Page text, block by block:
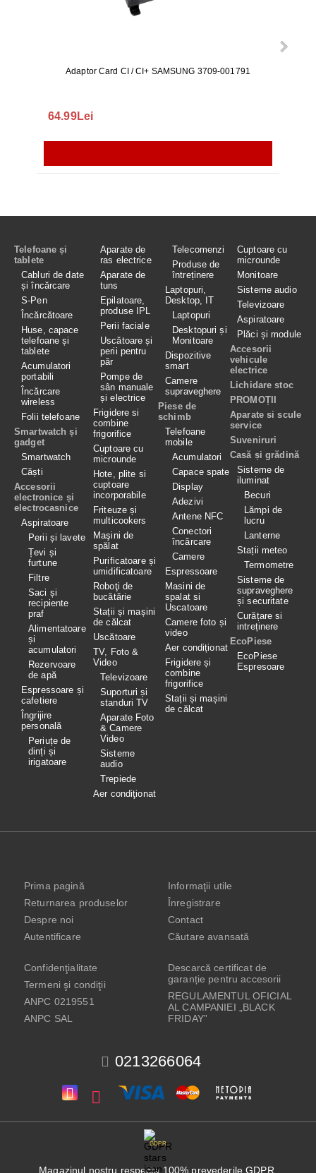
Adaptor Card CI / CI+ SAMSUNG 3709-001791
64.99Lei
Telefoane și
tablete
Cabluri de date
și încărcare
S-Pen
Încărcătoare
Huse, capace
telefoane și
tablete
Acumulatori
portabili
Încărcare
wireless
Folii telefoane
Smartwatch și
gadget
Smartwatch
Căști
Accesorii
electronice și
electrocasnice
Aspiratoare
Perii și lavete
Țevi și
furtune
Filtre
Saci și
recipiente
praf
Alimentatoare
și
acumulatori
Rezervoare
de apă
Espressoare și
cafetiere
Îngrijire
personală
Periuțe de
dinți și
irigatoare
Aparate de
ras electrice
Aparate de
tuns
Epilatoare,
produse IPL
Perii faciale
Uscătoare și
perii pentru
păr
Pompe de
sân manuale
și electrice
Frigidere si
combine
frigorifice
Cuptoare cu
microunde
Hote, plite si
cuptoare
incorporabile
Friteuze și
multicookers
Maşini de
spălat
Purificatoare și
umidificatoare
Roboţi de
bucătărie
Stații și mașini
de călcat
Uscătoare
TV, Foto &
Video
Televizoare
Suporturi și
standuri TV
Aparate Foto
& Camere
Video
Sisteme
audio
Trepiede
Aer condiţionat
Telecomenzi
Produse de
întreținere
Laptopuri,
Desktop, IT
Laptopuri
Desktopuri și
Monitoare
Dispozitive
smart
Camere
supraveghere
Piese de
schimb
Telefoane
mobile
Acumulatori
Capace spate
Display
Adezivi
Antene NFC
Conectori
încărcare
Camere
Espressoare
Masini de
spalat si
Uscatoare
Camere foto și
video
Aer condiționat
Frigidere și
combine
frigorifice
Stații și mașini
de călcat
Cuptoare cu
microunde
Monitoare
Sisteme audio
Televizoare
Aspiratoare
Plăci și module
Accesorii
vehicule
electrice
Lichidare stoc
PROMOȚII
Aparate si scule
service
Suveniruri
Casă și grădină
Sisteme de
iluminat
Becuri
Lămpi de
lucru
Lanterne
Stații meteo
Termometre
Sisteme de
supraveghere
și securitate
Curățare si
intreținere
EcoPiese
EcoPiese
Espresoare
0213266064
Prima pagină
Returnarea produselor
Despre noi
Autentificare
Informaţii utile
Înregistrare
Contact
Căutare avansată
Confidenţialitate
Termeni şi condiţii
ANPC 0219551
ANPC SAL
Descarcă certificat de
garanție pentru accesorii
REGULAMENTUL OFICIAL
AL CAMPANIEI „BLACK
FRIDAY”
GDPR
Magazinul nostru respecta 100% prevederile GDPR.